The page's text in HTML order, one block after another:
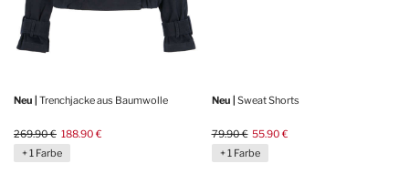
Neu | Trenchjacke aus Baumwolle
269.90 € 188.90 €
+ 1 Farbe
Neu | Sweat Shorts
79.90 € 55.90 €
+ 1 Farbe